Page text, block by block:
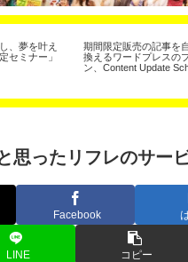
、夢を叶え
セミナー」
期間限定販売の記事を
換えるワードプレスの
ン、Content Update
思ったリフレのサー
Facebook
LINE コピー